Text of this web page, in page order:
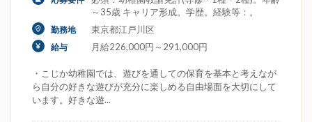
～35歳 キャリア形成。学歴。経験等：。
勤務地 東京都江戸川区
給与 月給226,000円～291,000円
・こじか幼稚園では、遊びを通しての保育を基本と考えなが
ら自分の好きな遊びが充分に楽しめる自由場面を大切にして
います。好きな遊...